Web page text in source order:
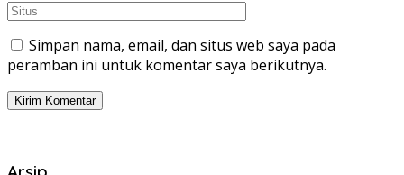
Simpan nama, email, dan situs web saya pada
peramban ini untuk komentar saya berikutnya.